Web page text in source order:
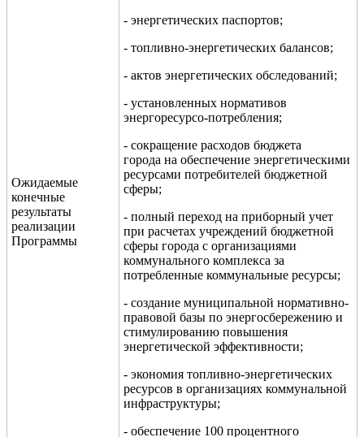
Ожидаемые
конечные
результаты
реализации
Программы
- энергетических паспортов;
- топливно-энергетических балансов;
- актов энергетических обследований;
- установленных нормативов
энергоресурсо-потребления;
- сокращение расходов бюджета
города на обеспечение энергетическими
ресурсами потребителей бюджетной
сферы;
- полный переход на приборный учет
при расчетах учреждений бюджетной
сферы города с организациями
коммунального комплекса за
потребленные коммунальные ресурсы;
- создание муниципальной нормативно-
правовой базы по энергосбережению и
стимулированию повышения
энергетической эффективности;
- экономия топливно-энергетических
ресурсов в организациях коммунальной
инфраструктуры;
- обеспечение 100 процентного